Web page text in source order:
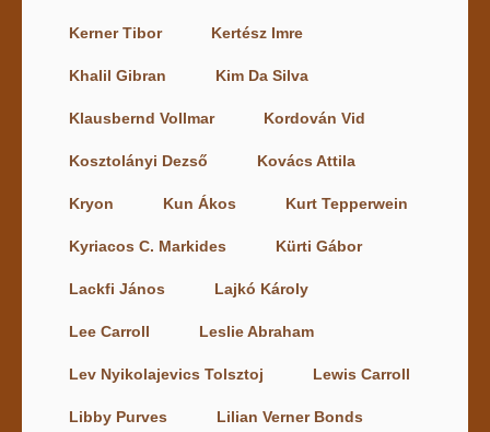
Kerner Tibor Kertész Imre
Khalil Gibran Kim Da Silva
Klausbernd Vollmar Kordován Vid
Kosztolányi Dezső Kovács Attila
Kryon Kun Ákos Kurt Tepperwein
Kyriacos C. Markides Kürti Gábor
Lackfi János Lajkó Károly
Lee Carroll Leslie Abraham
Lev Nyikolajevics Tolsztoj Lewis Carroll
Libby Purves Lilian Verner Bonds